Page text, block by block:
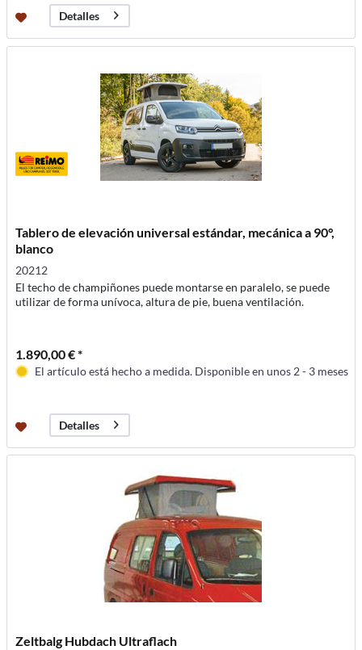
Detalles
Tablero de elevación universal estándar, mecánica a 90°,
blanco
20212
El techo de champiñones puede montarse en paralelo, se puede
utilizar de forma unívoca, altura de pie, buena ventilación.
1.890,00 € *
El artículo está hecho a medida. Disponible en unos 2 - 3 meses
Detalles
Zeltbalg Hubdach Ultraflach